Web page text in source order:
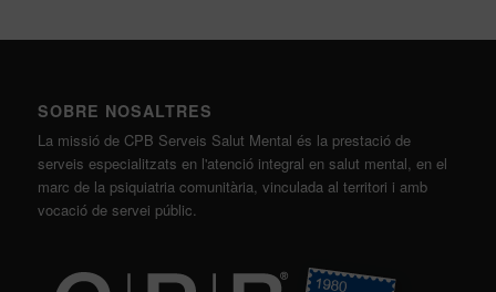
SOBRE NOSALTRES
La missió de CPB Serveis Salut Mental és la prestació de
serveis especialitzats en l'atenció integral en salut mental, en el
marc de la psiquiatria comunitària, vinculada al territori i amb
vocació de servei públic.